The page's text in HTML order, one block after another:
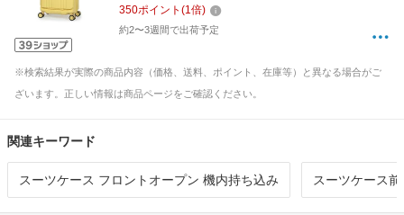
350ポイント (1倍)
約2〜3週間で出荷予定
※検索結果が実際の商品内容（価格、送料、ポイント、在庫等）と異なる場合がご
ざいます。正しい情報は商品ページをご確認ください。
関連キーワード
スーツケース フロントオープン 機内持ち込み スーツケース